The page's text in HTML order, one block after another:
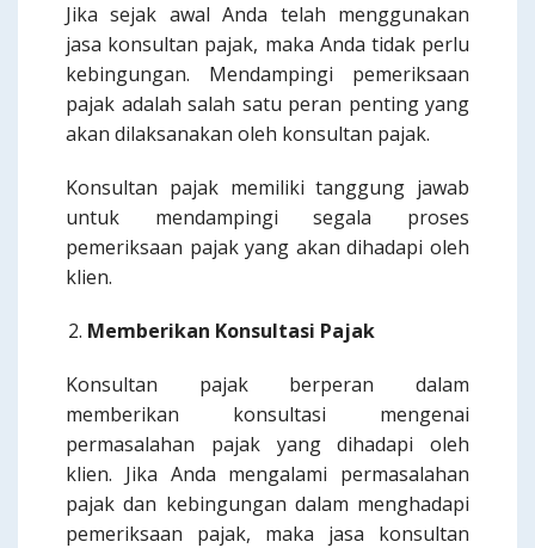
Jika sejak awal Anda telah menggunakan
jasa konsultan pajak, maka Anda tidak perlu
kebingungan. Mendampingi pemeriksaan
pajak adalah salah satu peran penting yang
akan dilaksanakan oleh konsultan pajak.
Konsultan pajak memiliki tanggung jawab
untuk mendampingi segala proses
pemeriksaan pajak yang akan dihadapi oleh
klien.
Memberikan Konsultasi Pajak
Konsultan pajak berperan dalam
memberikan konsultasi mengenai
permasalahan pajak yang dihadapi oleh
klien. Jika Anda mengalami permasalahan
pajak dan kebingungan dalam menghadapi
pemeriksaan pajak, maka jasa konsultan